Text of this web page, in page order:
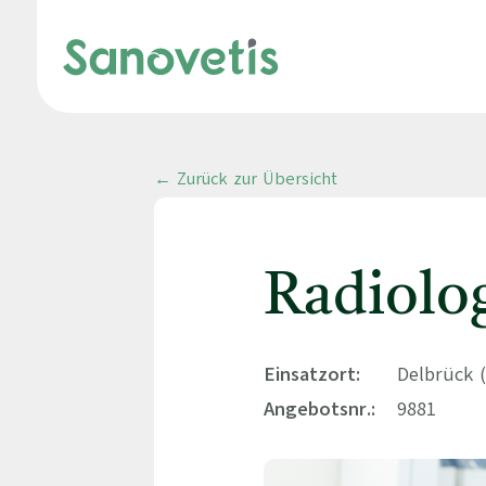
← Zurück zur Übersicht
Einsatzort:
Delbrück
Angebotsnr.:
9881